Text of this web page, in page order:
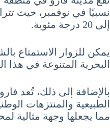
إلى 20 درجة مئوية.
يمكن للزوار الاستمتاع
البحرية المتنوعة في
بالإضافة إلى ذلك، تُعد
الطبيعية والمنتزهات
مما يجعلها وجهة مثالية